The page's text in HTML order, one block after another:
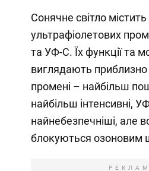
Сонячне світло містить
ультрафіолетових
та УФ-С. Їх функції та
виглядають
промені – найбільш
найбільш інтенсивні,
найнебезпечніші, але
блокуються озоновим